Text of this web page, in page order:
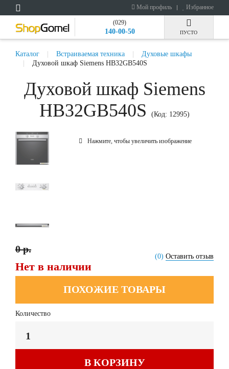
Мой профиль Избранное
(029)
140-00-50 ПУСТО
Каталог Встраиваемая техника
Духовые шкафы
Духовой шкаф Siemens HB32GB540S
Духовой шкаф Siemens
HB32GB540S
(Код: 12995)
Нажмите, чтобы увеличить изображение
(0) Оставить отзыв
0 р.
Нет в наличии
ПОХОЖИЕ ТОВАРЫ
Количество
В КОРЗИНУ